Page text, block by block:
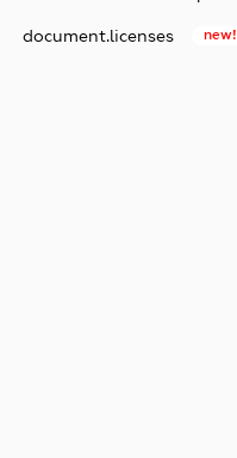
document.licenses new!